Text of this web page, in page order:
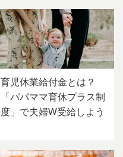
育児休業給付金とは？
「パパママ育休プラス制
度」で夫婦W受給しよう